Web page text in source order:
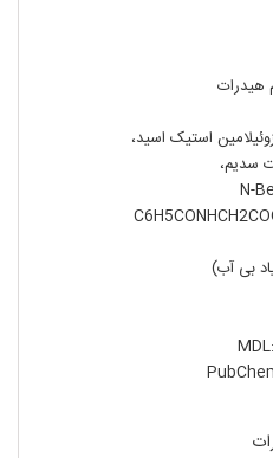
هیدرات
استیک اسید،
سدیم،